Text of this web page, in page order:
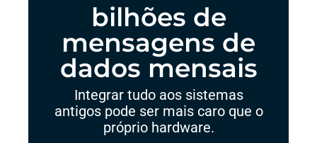
bilhões de
mensagens de
dados mensais
Integrar tudo aos sistemas
antigos pode ser mais caro que o
próprio hardware.